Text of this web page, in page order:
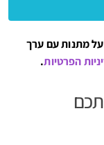
מתנות עם ערך
הפרטיות.